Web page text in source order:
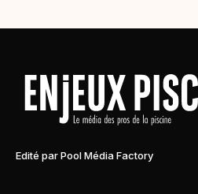
Edité par Pool Média Factory